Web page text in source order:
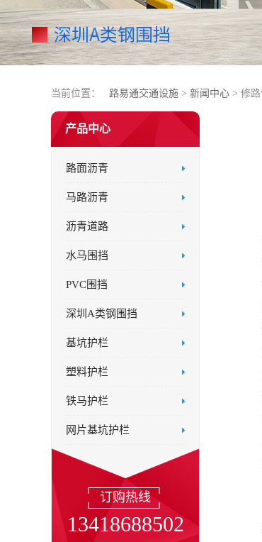
当前位置： 路易通交通设施 > 新闻中心 > 修
产品中心
路面沥青
马路沥青
沥青道路
水马围挡
PVC围挡
深圳A类钢围挡
基坑护栏
塑料护栏
铁马护栏
网片基坑护栏
订购热线
13418688502